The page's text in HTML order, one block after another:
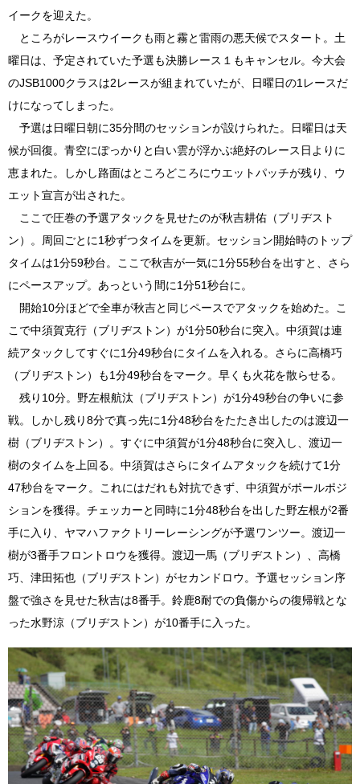
イークを迎えた。
ところがレースウイークも雨と霧と雷雨の悪天候でスタート。土
曜日は、予定されていた予選も決勝レース１もキャンセル。今大会
のJSB1000クラスは2レースが組まれていたが、日曜日の1レースだ
けになってしまった。
予選は日曜日朝に35分間のセッションが設けられた。日曜日は天
候が回復。青空にぽっかりと白い雲が浮かぶ絶好のレース日よりに
恵まれた。しかし路面はところどころにウエットパッチが残り、ウ
エット宣言が出された。
ここで圧巻の予選アタックを見せたのが秋吉耕佑（ブリヂスト
ン）。周回ごとに1秒ずつタイムを更新。セッション開始時のトップ
タイムは1分59秒台。ここで秋吉が一気に1分55秒台を出すと、さら
にペースアップ。あっという間に1分51秒台に。
開始10分ほどで全車が秋吉と同じペースでアタックを始めた。こ
こで中須賀克行（ブリヂストン）が1分50秒台に突入。中須賀は連
続アタックしてすぐに1分49秒台にタイムを入れる。さらに高橋巧
（ブリヂストン）も1分49秒台をマーク。早くも火花を散らせる。
残り10分。野左根航汰（ブリヂストン）が1分49秒台の争いに参
戦。しかし残り8分で真っ先に1分48秒台をたたき出したのは渡辺一
樹（ブリヂストン）。すぐに中須賀が1分48秒台に突入し、渡辺一
樹のタイムを上回る。中須賀はさらにタイムアタックを続けて1分
47秒台をマーク。これにはだれも対抗できず、中須賀がポールポジ
ションを獲得。チェッカーと同時に1分48秒台を出した野左根が2番
手に入り、ヤマハファクトリーレーシングが予選ワンツー。渡辺一
樹が3番手フロントロウを獲得。渡辺一馬（ブリヂストン）、高橋
巧、津田拓也（ブリヂストン）がセカンドロウ。予選セッション序
盤で強さを見せた秋吉は8番手。鈴鹿8耐での負傷からの復帰戦とな
った水野涼（ブリヂストン）が10番手に入った。